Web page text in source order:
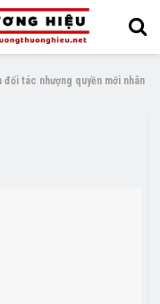
tác nhượng quyền mới nhân